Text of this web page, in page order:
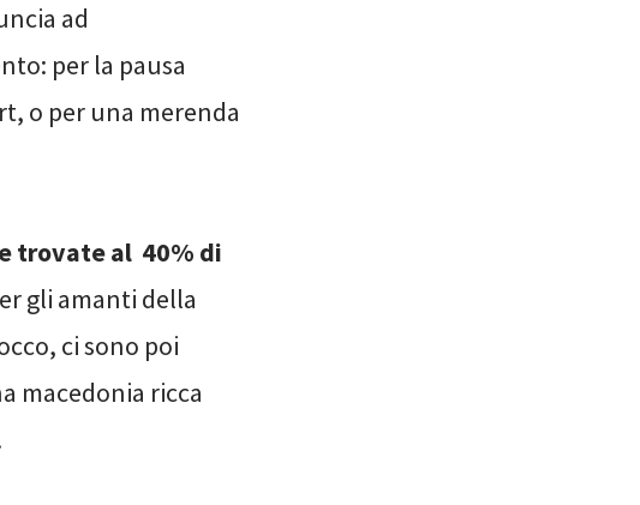
ad
per la pausa
o per una merenda
trovate al 40% di
gli amanti della
ci sono poi
macedonia ricca